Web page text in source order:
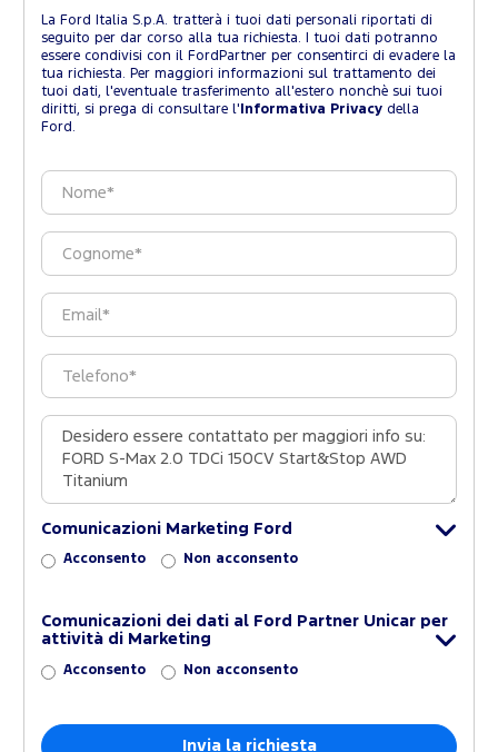
La Ford Italia S.p.A. tratterà i tuoi dati personali riportati di
seguito per dar corso alla tua richiesta. I tuoi dati potranno
essere condivisi con il FordPartner per consentirci di evadere la
tua richiesta. Per maggiori informazioni sul trattamento dei
tuoi dati, l'eventuale trasferimento all'estero nonchè sui tuoi
diritti, si prega di consultare l' Informativa Privacy della
Ford.
Comunicazioni Marketing Ford
Acconsento Non acconsento
Comunicazioni dei dati al Ford Partner Unicar per
attività di Marketing
Acconsento Non acconsento